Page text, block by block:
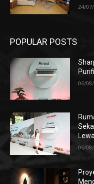
24/
POPULAR POSTS
06/
06/